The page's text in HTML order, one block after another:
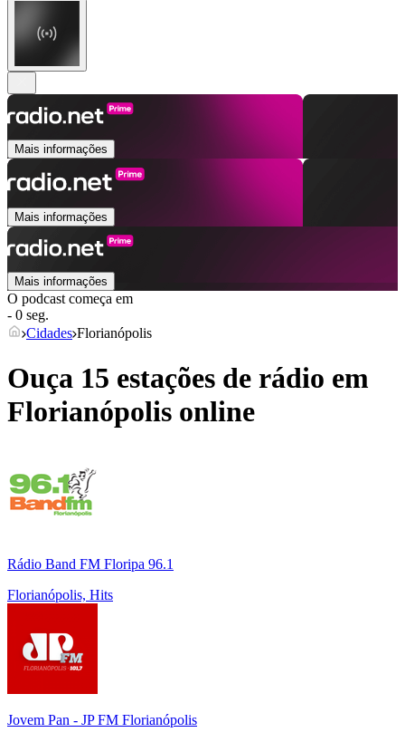
Mais informações
Mais informações
Mais informações
O podcast começa em
- 0 seg.
Cidades Florianópolis
Ouça 15 estações de rádio em
Florianópolis online
Rádio Band FM Floripa 96.1
Florianópolis, Hits
Jovem Pan - JP FM Florianópolis